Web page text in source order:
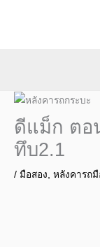
ดีแม็ก ตอ
ทึบ2.1
/ มือสอง หลังคารถมื